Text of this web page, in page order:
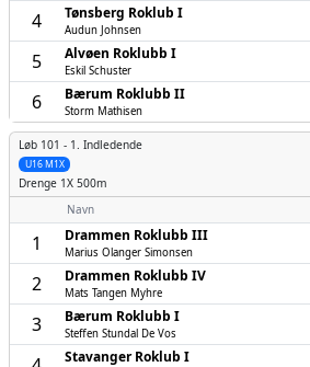
4 Tønsberg Roklub I
Audun Johnsen
5 Alvøen Roklubb I
Eskil Schuster
6 Bærum Roklubb II
Storm Mathisen
Løb 101 - 1. Indledende
U16 M1X
Drenge 1X 500m
Navn
1 Drammen Roklubb III
Marius Olanger Simonsen
2 Drammen Roklubb IV
Mats Tangen Myhre
3 Bærum Roklubb I
Steffen Stundal De Vos
Stavanger Roklub I